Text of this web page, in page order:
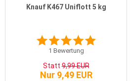
Knauf K467 Uniflott 5 kg
1 Bewertung
Statt9,99 EUR
Nur 9,49 EUR